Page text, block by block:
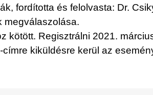
fordította és felolvasta: Dr.
megválaszolása.
kötött. Regisztrálni 2021.
kiküldésre kerül az